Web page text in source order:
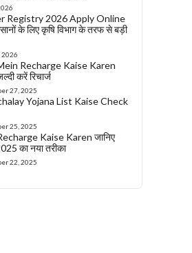
Registry 2026 Apply Online
के लिए कृषि विभाग के तरफ से बड़ी
2026
Recharge Kaise Karen
करें रिचार्ज
27, 2025
Yojana List Kaise Check
25, 2025
Kaise Karen जानिए
का नया तरीका
22, 2025